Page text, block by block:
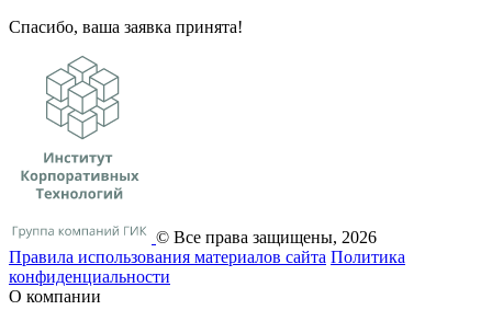
Спасибо, ваша заявка принята!
© Все права защищены, 2026
Правила использования материалов сайта Политика
конфиденциальности
О компании